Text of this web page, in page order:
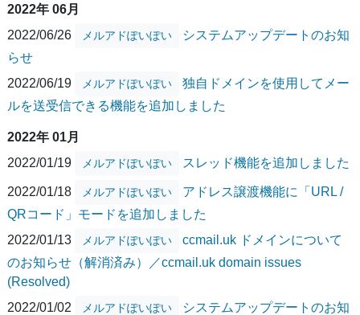
2022年 06月
2022/06/26
メルアドぽいぽい
システムアップデートのお知
らせ
2022/06/19
メルアドぽいぽい
独自ドメインを使用してメー
ルを送受信できる機能を追加しました
2022年 01月
2022/01/19
メルアドぽいぽい スレッド機能を追加しました
2022/01/18 メルアドぽいぽい
アドレス譲渡機能に「URL /
QRコード」モードを追加しました
2022/01/13
メルアドぽいぽい
ccmail.uk ドメインについて
のお知らせ（解消済み）／ccmail.uk domain issues
(Resolved)
2022/01/02
メルアドぽいぽい
システムアップデートのお知